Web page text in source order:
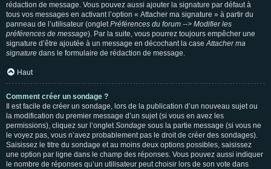
rédaction de message. Vous pouvez aussi ajouter la signature par défaut à
tous vos messages en activant l’option « Attacher ma signature » à partir du
panneau de l’utilisateur (ongletPréférences du forum --> Modifier les
préférences de message). Par la suite, vous pourrez toujours empêcher une
signature d’être ajoutée à un message en décochant la caseAttacher ma
signature dans le formulaire de rédaction de message.
Haut
Comment créer un sondage ?
Il est facile de créer un sondage, lors de la publication d’un nouveau sujet ou
la modification du premier message d’un sujet (si vous en avez les
permissions), cliquez sur l’ongletSondage sous la partie message (si vous ne
le voyez pas, vous n’avez probablement pas le droit de créer des sondages).
Saisissez le titre du sondage et au moins deux options possibles, saisissez
une option par ligne dans le champ des réponses. Vous pouvez aussi indiquer
le nombre de réponses qu’un utilisateur peut choisir lors de son vote dans